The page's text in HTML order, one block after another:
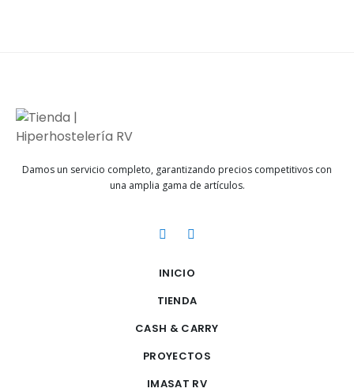
Damos un servicio completo, garantizando precios competitivos con
una amplia gama de artículos.
INICIO
TIENDA
CASH & CARRY
PROYECTOS
IMASAT RV